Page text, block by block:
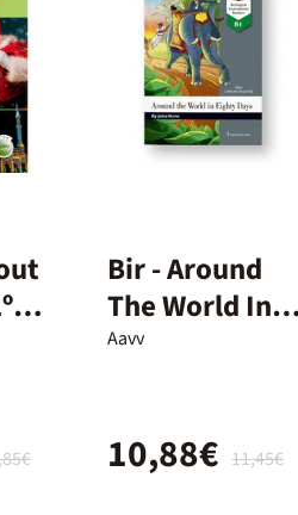
Bir - Around
The World In
Eighty Days -
Aavv
11,45€
10,88€